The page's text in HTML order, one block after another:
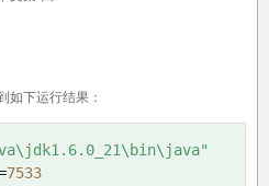
如下运行结果：
7533